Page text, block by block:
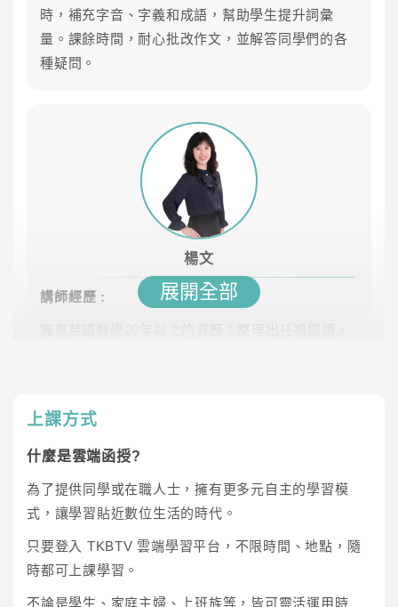
楊文 立即試聽
立即試聽
文學概論
宇文強
謝玹
國學導讀
師資
時，補充字音、字義和成語，幫助學生提升詞彙
量。課餘時間，耐心批改作文，並解答同學們的各
種疑問。
楊文
講師經歷 :
駱杰
展開全部
上課方式
什麼是雲端函授?
為了提供同學或在職人士，擁有更多元自主的學習模
式，讓學習貼近數位生活的時代。
只要登入 TKBTV 雲端學習平台，不限時間、地點，隨
時都可上課學習。
不論是學生、家庭主婦、上班族等，皆可靈活運用時